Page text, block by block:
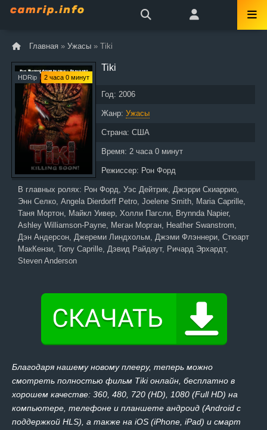
Главная » Ужасы » Tiki
HDRip 2 часа 0 минут
Tiki
Год: 2006
Жанр: Ужасы
Страна: США
Время: 2 часа 0 минут
Режиссер: Рон Форд
В главных ролях: Рон Форд, Уэс Дейтрик, Джэрри Скиаррио,
Энн Селко, Angela Dierdorff Petro, Joelene Smith, Maria Caprille,
Таня Мортон, Майкл Уивер, Холли Пагсли, Brynnda Napier,
Ashley Williamson-Payne, Меган Морган, Heather Swanstrom,
Дэн Андерсон, Джереми Линдхольм, Джэми Флэннери, Стюарт
МакКензи, Tony Caprille, Дэвид Райдаут, Ричард Эрхардт,
Steven Anderson
Благодаря нашему новому плееру, теперь можно
смотреть полностью фильм Tiki онлайн, бесплатно в
хорошем качестве: 360, 480, 720 (HD), 1080 (Full HD) на
компьютере, телефоне и планшете андроид (Android с
поддержкой HLS), а также на iOS (iPhone, iPad) и смарт